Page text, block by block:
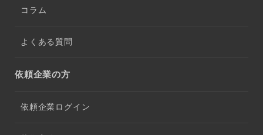
コラム
よくある質問
依頼企業の方
依頼企業ログイン